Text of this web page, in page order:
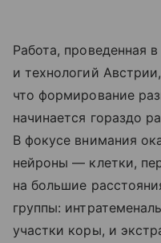
Работа, проведенная
и технологий
что формирование
начинается гораздо
В фокусе внимания
нейроны — клетки,
на большие
группы:
участки коры, и